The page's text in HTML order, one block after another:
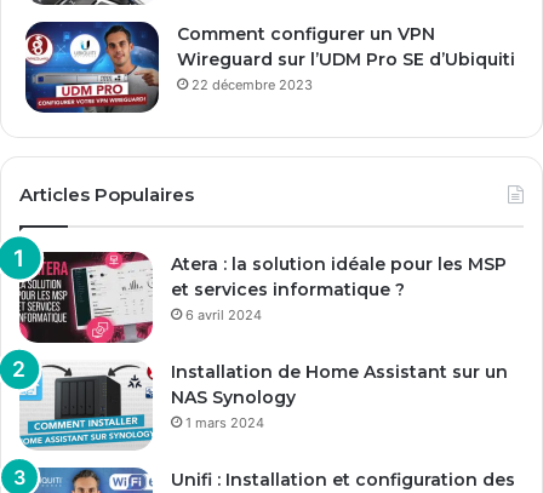
Comment configurer un VPN
Wireguard sur l’UDM Pro SE d’Ubiquiti
22 décembre 2023
Articles Populaires
Atera : la solution idéale pour les MSP
et services informatique ?
6 avril 2024
Installation de Home Assistant sur un
NAS Synology
1 mars 2024
Unifi : Installation et configuration des